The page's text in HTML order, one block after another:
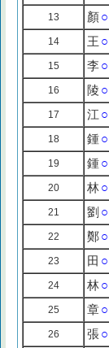
13 顏○
14 王 ○
15 李○
16 陵 ○
17 江 ○
18 鍾○
19 鍾○
20 林○
21 劉 ○
22 鄭○
23 田 ○
24 林○
25 章○
26 張○